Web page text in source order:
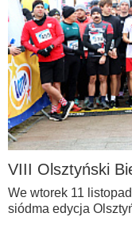
VIII Olsztyński
We wtorek 11
siódma edycja